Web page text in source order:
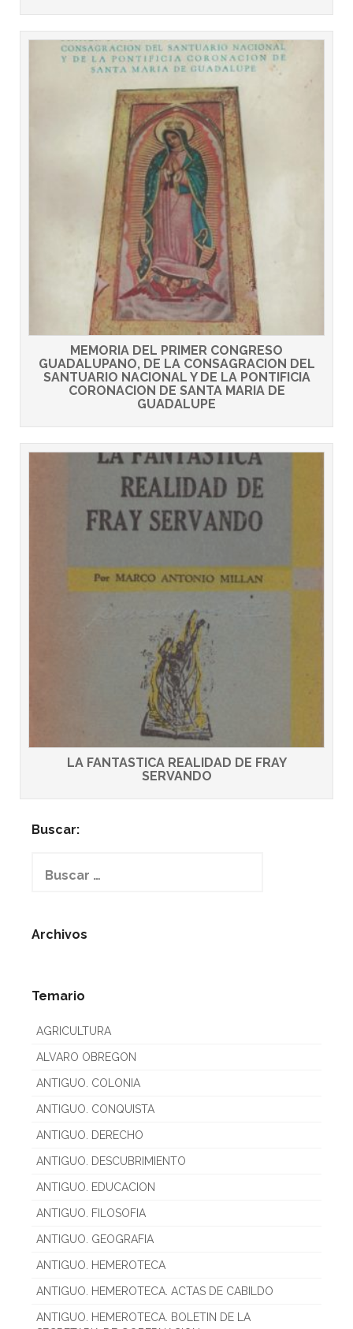
MEMORIA DEL PRIMER CONGRESO
GUADALUPANO, DE LA CONSAGRACION DEL
SANTUARIO NACIONAL Y DE LA PONTIFICIA
CORONACION DE SANTA MARIA DE
GUADALUPE
LA FANTASTICA REALIDAD DE FRAY
SERVANDO
Buscar:
Archivos
Temario
AGRICULTURA
ALVARO OBREGON
ANTIGUO. COLONIA
ANTIGUO. CONQUISTA
ANTIGUO. DERECHO
ANTIGUO. DESCUBRIMIENTO
ANTIGUO. EDUCACION
ANTIGUO. FILOSOFIA
ANTIGUO. GEOGRAFIA
ANTIGUO. HEMEROTECA
ANTIGUO. HEMEROTECA. ACTAS DE CABILDO
ANTIGUO. HEMEROTECA. BOLETIN DE LA